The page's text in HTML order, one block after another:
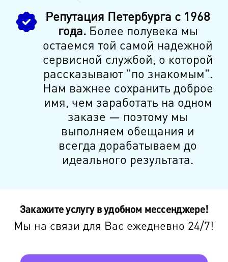
Репутация Петербурга с 1968
года.Более полувека мы
остаемся той самой надежной
сервисной службой, о которой
рассказывают "по знакомым".
Нам важнее сохранить доброе
имя, чем заработать на одном
заказе — поэтому мы
выполняем обещания и
всегда дорабатываем до
идеального результата.
Закажите услугу в удобном мессенджере!
Мы на связи для Вас ежедневно 24/7!